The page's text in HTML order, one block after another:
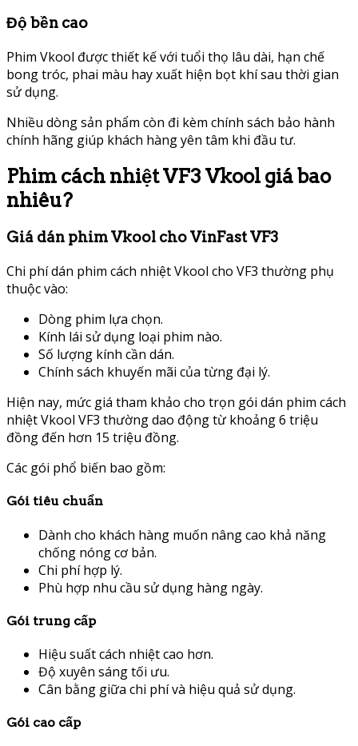
Độ bền cao
Phim Vkool được thiết kế với tuổi thọ lâu dài, hạn chế
bong tróc, phai màu hay xuất hiện bọt khí sau thời gian
sử dụng.
Nhiều dòng sản phẩm còn đi kèm chính sách bảo hành
chính hãng giúp khách hàng yên tâm khi đầu tư.
Phim cách nhiệt VF3 Vkool giá bao
nhiêu?
Giá dán phim Vkool cho VinFast VF3
Chi phí dán phim cách nhiệt Vkool cho VF3 thường phụ
thuộc vào:
Dòng phim lựa chọn.
Kính lái sử dụng loại phim nào.
Số lượng kính cần dán.
Chính sách khuyến mãi của từng đại lý.
Hiện nay, mức giá tham khảo cho trọn gói dán phim cách
nhiệt Vkool VF3 thường dao động từ khoảng 6 triệu
đồng đến hơn 15 triệu đồng.
Các gói phổ biến bao gồm:
Gói tiêu chuẩn
Dành cho khách hàng muốn nâng cao khả năng
chống nóng cơ bản.
Chi phí hợp lý.
Phù hợp nhu cầu sử dụng hàng ngày.
Gói trung cấp
Hiệu suất cách nhiệt cao hơn.
Độ xuyên sáng tối ưu.
Cân bằng giữa chi phí và hiệu quả sử dụng.
Gói cao cấp